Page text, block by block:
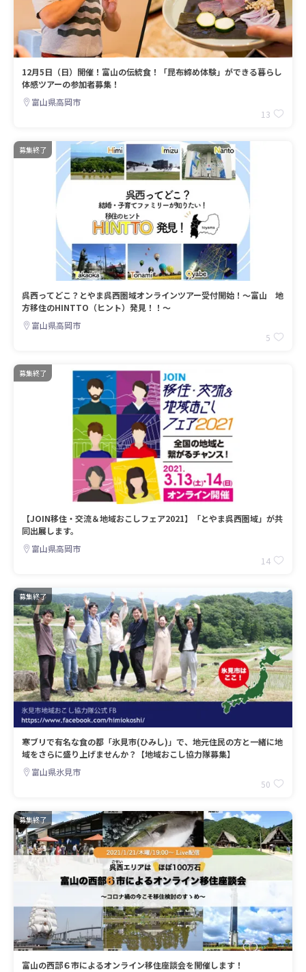
12月5日（日）開催！富山の伝統食！「昆布締め体験」ができる暮らし
体感ツアーの参加者募集！
富山県高岡市
13
募集終了
呉西ってどこ？とやま呉西圏域オンラインツアー受付開始！～富山 地
方移住のHINTTO（ヒント）発見！！～
富山県高岡市
5
募集終了
【JOIN移住・交流＆地域おこしフェア2021】「とやま呉西圏域」が共
同出展します。
富山県高岡市
14
募集終了
寒ブリで有名な食の都「氷見市(ひみし)」で、地元住民の方と一緒に地
域をさらに盛り上げませんか？【地域おこし協力隊募集】
富山県氷見市
50
募集終了
富山の西部６市によるオンライン移住座談会を開催します！